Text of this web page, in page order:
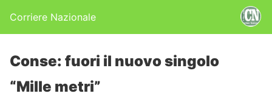
Corriere Nazionale
Conse: fuori il nuovo singolo
“Mille metri”